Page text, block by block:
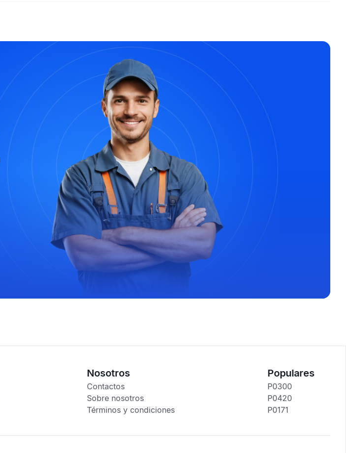
Nosotros
Contactos
Sobre nosotros
Términos y condiciones
Populares
P0300
P0420
P0171